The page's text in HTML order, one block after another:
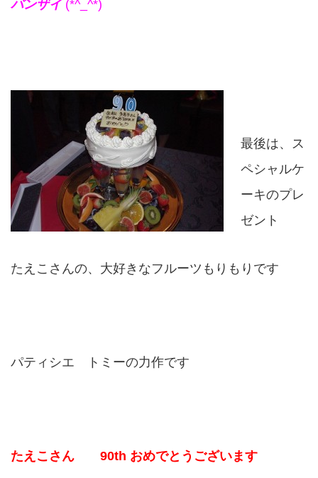
バンザイ (*^_^*)
最後は、ス
ペシャルケ
ーキのプレ
ゼント
たえこさんの、大好きなフルーツもりもりです
パティシエ トミーの力作です
たえこさん 90th おめでとうございます